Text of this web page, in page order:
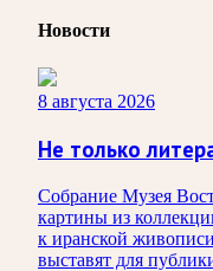
Новости
8 августа 2026
Не только
Собрание Музея
картины из
к иранской
выставят для